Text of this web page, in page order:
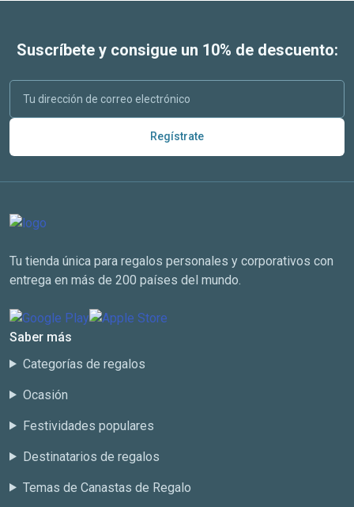
Suscríbete y consigue un 10% de descuento:
Regístrate
Tu tienda única para regalos personales y corporativos con
entrega en más de 200 países del mundo.
Saber más
Categorías de regalos
Ocasión
Festividades populares
Destinatarios de regalos
Temas de Canastas de Regalo